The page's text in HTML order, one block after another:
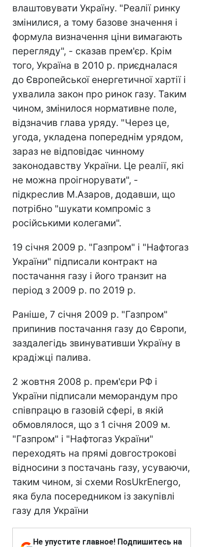
влаштовувати Україну. "Реалії ринку
змінилися, а тому базове значення і
формула визначення ціни вимагають
перегляду", - сказав прем'єр. Крім
того, Україна в 2010 р. приєдналася
до Європейської енергетичної хартії і
ухвалила закон про ринок газу. Таким
чином, змінилося нормативне поле,
відзначив глава уряду. "Через це,
угода, укладена попереднім урядом,
зараз не відповідає чинному
законодавству України. Це реалії, які
не можна проігнорувати", -
підкреслив М.Азаров, додавши, що
потрібно "шукати компроміс з
російськими колегами".
19 січня 2009 р. "Газпром" і "Нафтогаз
України" підписали контракт на
постачання газу і його транзит на
період з 2009 р. по 2019 р.
Раніше, 7 січня 2009 р. "Газпром"
припинив постачання газу до Європи,
заздалегідь звинувативши Україну в
крадіжці палива.
2 жовтня 2008 р. прем'єри РФ і
України підписали меморандум про
співпрацю в газовій сфері, в якій
обмовлялося, що з 1 січня 2009 м.
"Газпром" і "Нафтогаз України"
переходять на прямі довгострокові
відносини з постачань газу, усуваючи,
таким чином, зі схеми RosUkrEnergo,
яка була посередником із закупівлі
газу для України
Не упустите главное! Подпишитесь на